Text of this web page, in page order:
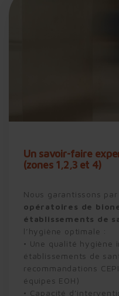
Un savoir-faire
(zones 1,2,3 et 4)
Nous garantissons par
opératoires de
établissements de
l’hygiène optimale :
• Une qualité hygiène
établissements de
recommandations
équipes EOH)
• Capacité